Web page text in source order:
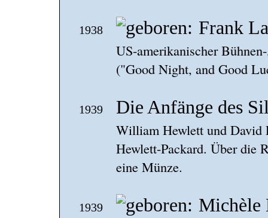
1938 Frank
US-amerikanischer
("Good Night, and Good
1939 Die Anfänge des
William Hewlett und David
Hewlett-Packard. Über die
eine Münze.
1939 Michèle